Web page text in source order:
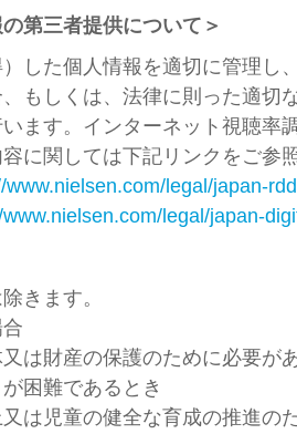
第三者提供について＞
した個人情報を適切に管理し
もしくは、法律に則った適切
ます。インターネット視聴率
に関しては下記リンクをご参
www.nielsen.com/legal/japan-
legal/japan-
きます。
財産の保護のために必要が
困難であるとき
児童の健全な育成の推進の